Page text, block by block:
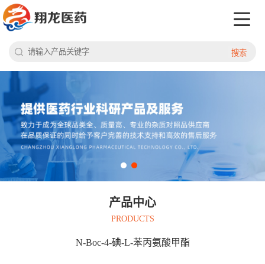
搜索
产品中心
PRODUCTS
N-Boc-4-碘-L-苯丙氨酸甲酯